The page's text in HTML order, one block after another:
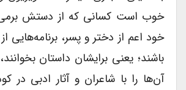
خوب است کسانی که از دستش
خود اعم از دختر و پسر، برنامه‌هایی
باشند؛ یعنی برایشان داستان
آن‌ها را با شاعران و آثار ادبی در